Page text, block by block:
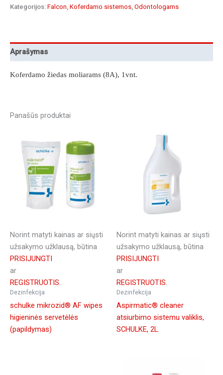
Kategorijos: Falcon, Koferdamo sistemos, Odontologams
Aprašymas
Koferdamo žiedas moliarams (8A), 1vnt.
Panašūs produktai
Norint matyti kainas ar siųsti
užsakymo užklausą, būtina
PRISIJUNGTI
ar
REGISTRUOTIS.
Dezinfekcija
schulke mikrozid® AF wipes
higieninės servetėlės
(papildymas)
Norint matyti kainas ar siųsti
užsakymo užklausą, būtina
PRISIJUNGTI
ar
REGISTRUOTIS.
Dezinfekcija
Aspirmatic® cleaner
atsiurbimo sistemu valiklis,
SCHULKE, 2L.